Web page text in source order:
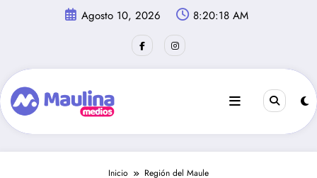
Agosto 10, 2026 8:20:19 AM
Inicio
Región del Maule